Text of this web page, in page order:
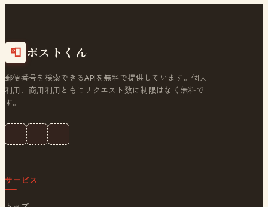
📮 ポストくん
郵便番号を検索できるAPIを無料で提供しています。個人
利用、商用利用ともにリクエスト数に制限はなく無料で
す。
サービス